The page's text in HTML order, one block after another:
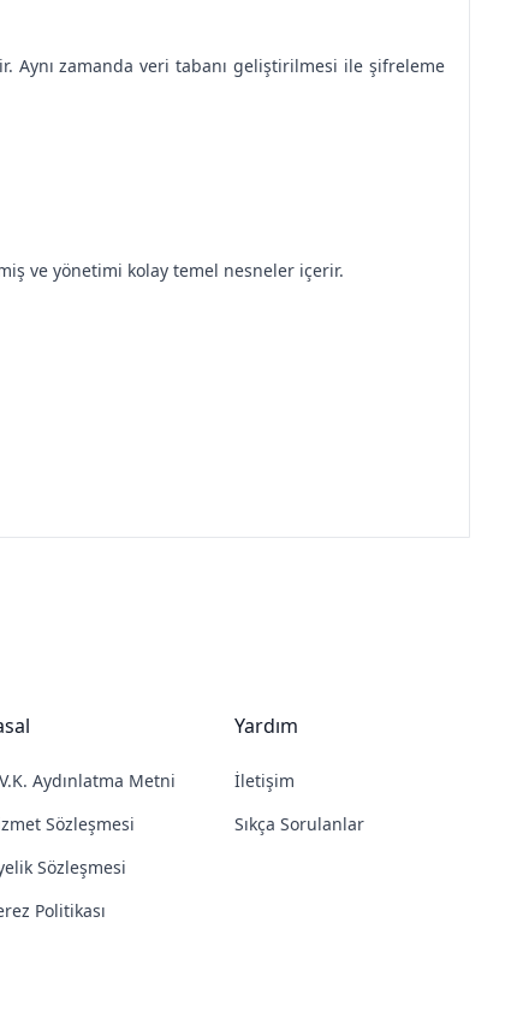
Aynı zamanda veri tabanı geliştirilmesi ile şifreleme
ve yönetimi kolay temel nesneler içerir.
Aydınlatma Metni
Sözleşmesi
Sözleşmesi
Politikası
Yardım
İletişim
Sıkça Sorulanlar